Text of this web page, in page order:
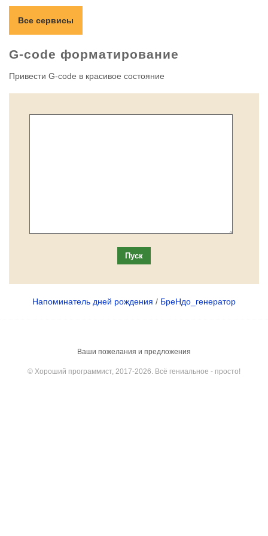
Все сервисы
G-code форматирование
Привести G-code в красивое состояние
Пуск
Напоминатель дней рождения / БреНдо_генератор
Ваши пожелания и предложения
© Хороший программист, 2017-2026. Всё гениальное - просто!